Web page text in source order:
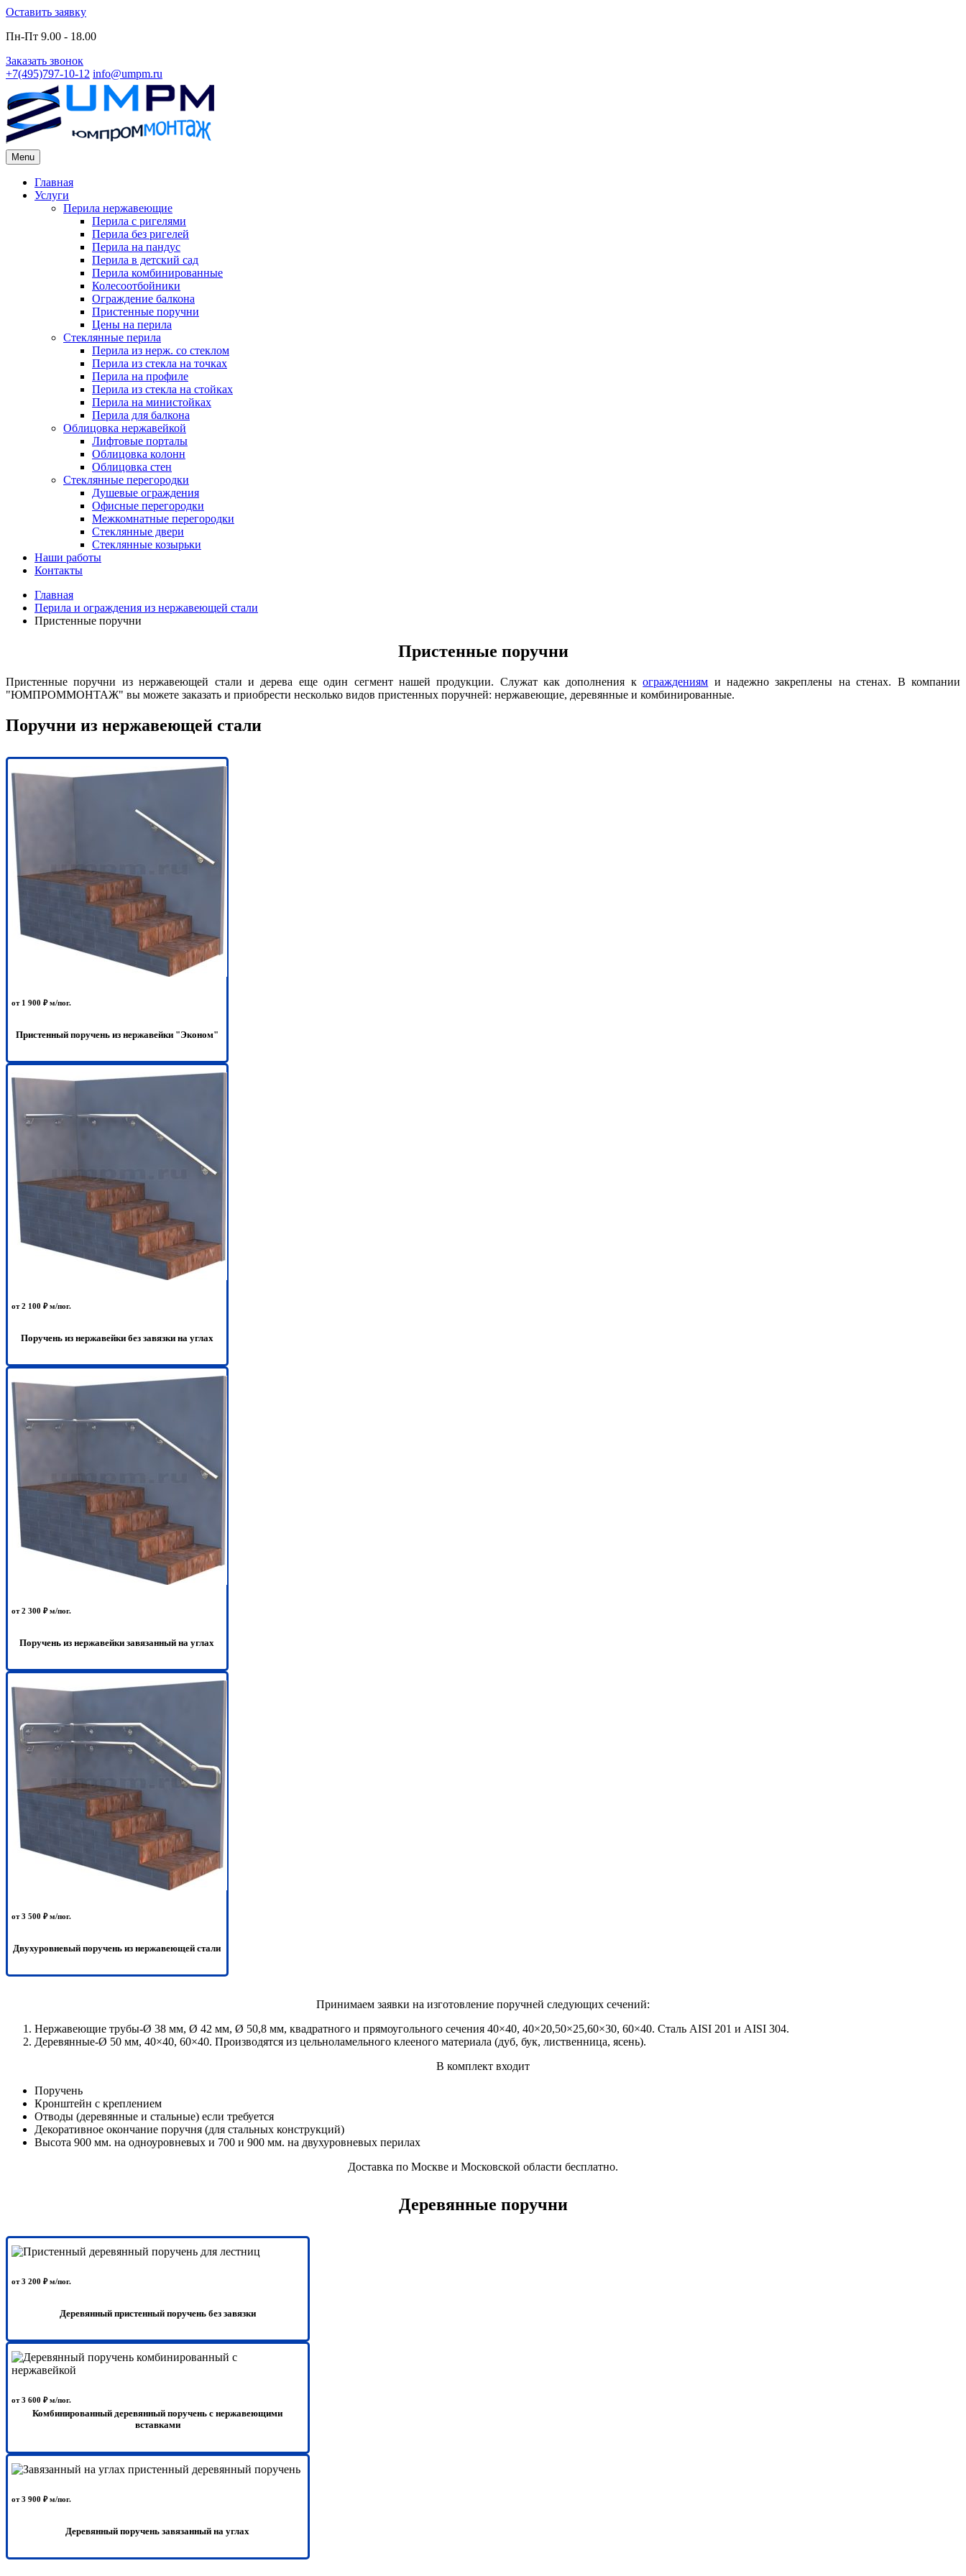
Skip
content
Оставить заявку
Пн-Пт 9.00 - 18.00
Заказать звонок
+7(495)797-10-12 info@umpm.ru
Menu
Primary
Menu
Главная
Услуги
Перила нержавеющие
Перила с ригелями
Перила без ригелей
Перила на пандус
Перила в детский сад
Перила комбинированные
Колесоотбойники
Ограждение балкона
Пристенные поручни
Цены на перила
Стеклянные перила
Перила из нерж. со стеклом
Перила из стекла на точках
Перила на профиле
Перила из стекла на стойках
Перила на министойках
Перила для балкона
Облицовка нержавейкой
Лифтовые порталы
Облицовка колонн
Облицовка стен
Стеклянные перегородки
Душевые ограждения
Офисные перегородки
Межкомнатные перегородки
Стеклянные двери
Стеклянные козырьки
Наши работы
Контакты
Breadcrumbs
Главная
Перила и ограждения из нержавеющей стали
Пристенные поручни
Пристенные поручни
Пристенные поручни из нержавеющей стали и дерева еще один сегмент нашей продукции. Служат как дополнения кограждениям и надежно закреплены на стенах. В компании
"ЮМПРОММОНТАЖ" вы можете заказать и приобрести несколько видов пристенных поручней: нержавеющие, деревянные и комбинированные.
Поручни из нержавеющей стали
от 1 900 ₽ м/пог.
Пристенный поручень из нержавейки "Эконом"
от 2 100 ₽ м/пог.
Поручень из нержавейки без завязки на углах
от 2 300 ₽ м/пог.
Поручень из нержавейки завязанный на углах
от 3 500 ₽ м/пог.
Двухуровневый поручень из нержавеющей стали
Принимаем заявки на изготовление поручней следующих сечений:
Нержавеющие трубы-Ø 38 мм, Ø 42 мм, Ø 50,8 мм, квадратного и прямоугольного сечения 40×40, 40×20,50×25,60×30, 60×40. Сталь AISI 201 и AISI 304.
Деревянные-Ø 50 мм, 40×40, 60×40. Производятся из цельноламельного клееного материала (дуб, бук, лиственница, ясень).
В комплект входит
Поручень
Кронштейн с креплением
Отводы (деревянные и стальные) если требуется
Декоративное окончание поручня (для стальных конструкций)
Высота 900 мм. на одноуровневых и 700 и 900 мм. на двухуровневых перилах
Доставка по Москве и Московской области бесплатно.
Деревянные поручни
от 3 200 ₽ м/пог.
Деревянный пристенный поручень без завязки
от 3 600 ₽ м/пог.
Комбинированный деревянный поручень с нержавеющими
вставками
от 3 900 ₽ м/пог.
Деревянный поручень завязанный на углах